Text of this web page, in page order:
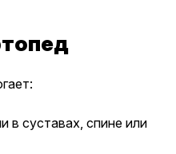
в суставах, спине или